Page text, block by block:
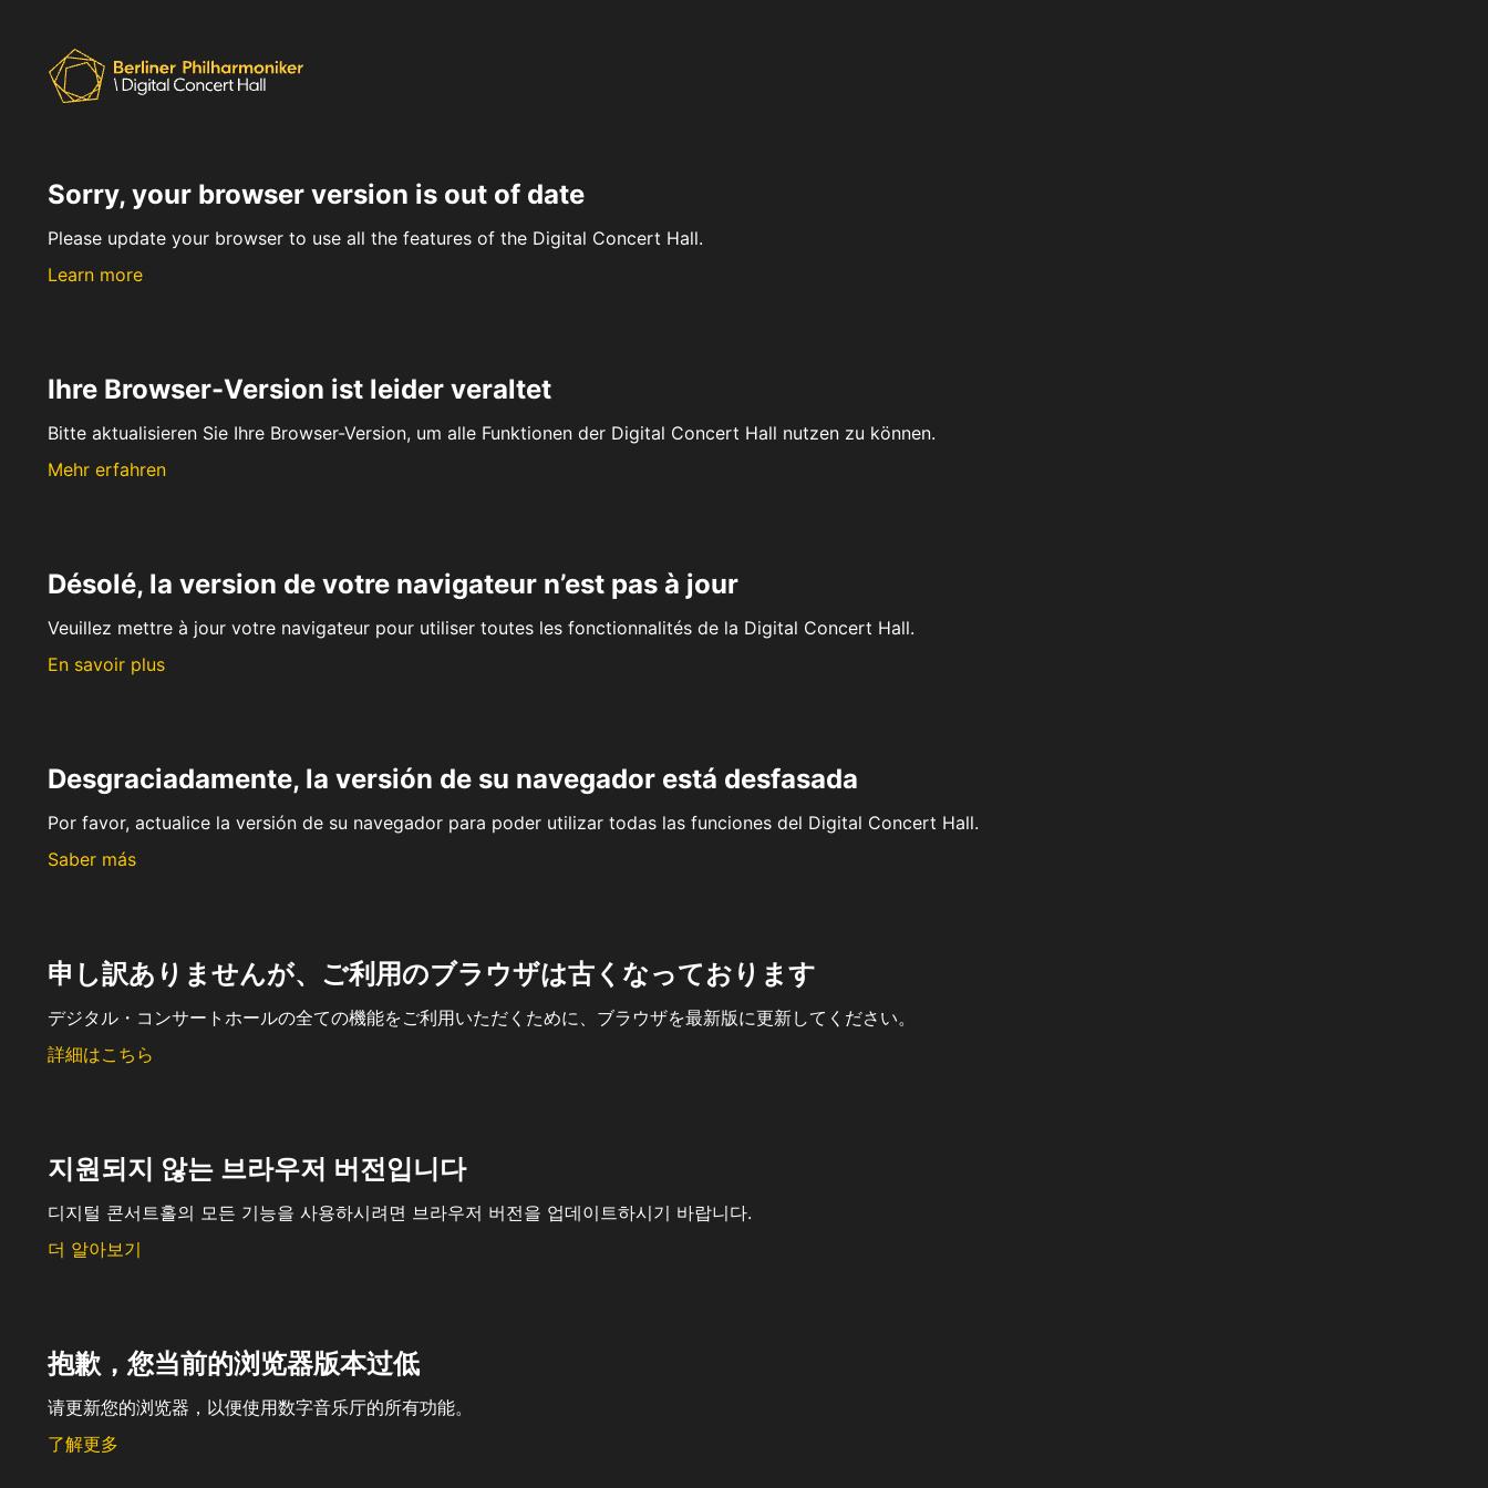
Sorry, your browser version is out of date
Please update your browser to use all the features of the Digital Concert Hall.
Learn more
Ihre Browser-Version ist leider veraltet
Bitte aktualisieren Sie Ihre Browser-Version, um alle Funktionen der Digital Concert Hall nutzen zu können.
Mehr erfahren
Désolé, la version de votre navigateur n’est pas à jour
Veuillez mettre à jour votre navigateur pour utiliser toutes les fonctionnalités de la Digital Concert Hall.
En savoir plus
Desgraciadamente, la versión de su navegador está desfasada
Por favor, actualice la versión de su navegador para poder utilizar todas las funciones del Digital Concert Hall.
Saber más
申し訳ありませんが、ご利用のブラウザは古くなっております
デジタル・コンサートホールの全ての機能をご利用いただくために、ブラウザを最新版に更新してください。
詳細はこちら
지원되지 않는 브라우저 버전입니다
디지털 콘서트홀의 모든 기능을 사용하시려면 브라우저 버전을 업데이트하시기 바랍니다.
더 알아보기
抱歉，您当前的浏览器版本过低
请更新您的浏览器，以便使用数字音乐厅的所有功能。
了解更多